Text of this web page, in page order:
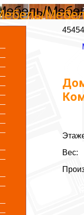
Вес: